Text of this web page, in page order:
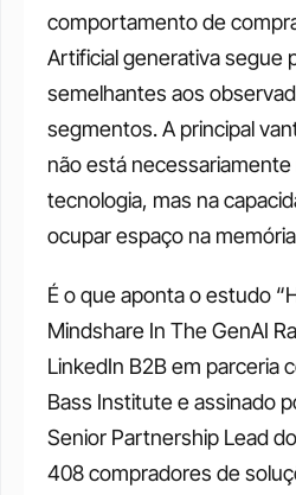
comportamento de
Artificial generativa segue
semelhantes aos
segmentos. A principal
não está
tecnologia, mas na
ocupar espaço na
É o que aponta o estudo
Mindshare In The GenAI
LinkedIn B2B em parceria
Bass Institute e assinado
Senior Partnership Lead
408 compradores de